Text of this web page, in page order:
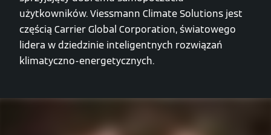
użytkowników. Viessmann Climate Solutions jest
częścią Carrier Global Corporation, światowego
lidera w dziedzinie inteligentnych rozwiązań
klimatyczno-energetycznych.